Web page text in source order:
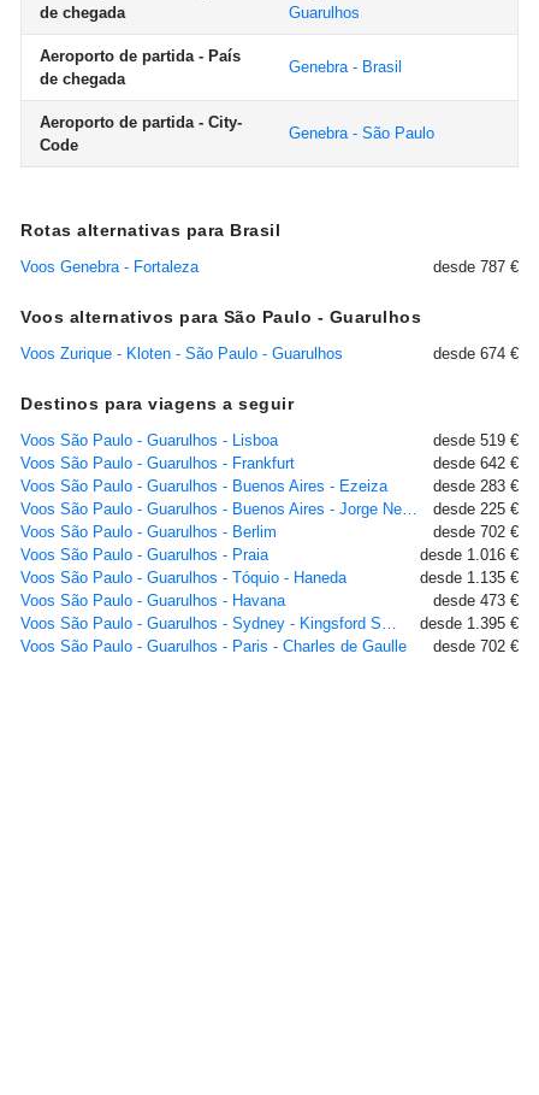
de chegada
Guarulhos
Aeroporto de partida - País
de chegada
Genebra - Brasil
Aeroporto de partida - City-
Code
Genebra - São Paulo
Rotas alternativas para Brasil
Voos Genebra - Fortaleza desde 787 €
Voos alternativos para São Paulo - Guarulhos
Voos Zurique - Kloten - São Paulo - Guarulhos desde 674 €
Destinos para viagens a seguir
Voos São Paulo - Guarulhos - Lisboa
desde 519 €
Voos São Paulo - Guarulhos - Frankfurt
desde 642 €
Voos São Paulo - Guarulhos - Buenos Aires - Ezeiza
desde 283 €
Voos São Paulo - Guarulhos - Buenos Aires - Jorge Newbery
desde 225 €
Voos São Paulo - Guarulhos - Berlim
desde 702 €
Voos São Paulo - Guarulhos - Praia
desde 1.016 €
Voos São Paulo - Guarulhos - Tóquio - Haneda
desde 1.135 €
Voos São Paulo - Guarulhos - Havana
desde 473 €
Voos São Paulo - Guarulhos - Sydney - Kingsford Smith
desde 1.395 €
Voos São Paulo - Guarulhos - Paris - Charles de Gaulle
desde 702 €